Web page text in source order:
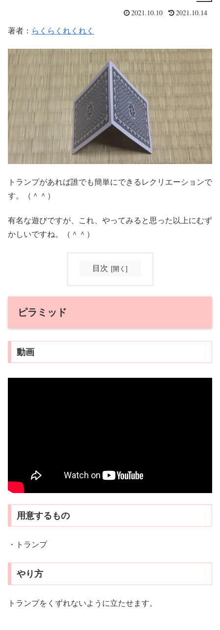
2021.10.10 2021.10.14
著者： らくらくれくれく
トランプがあれば誰でも簡単にできるレクリエーションで
す。（＾＾）
有名な遊びですが、これ、やってみると思った以上にむず
かしいですね。（＾＾）
目次
ピラミッド
動画
用意するもの
・トランプ
やり方
トランプをくずれないように立たせます。